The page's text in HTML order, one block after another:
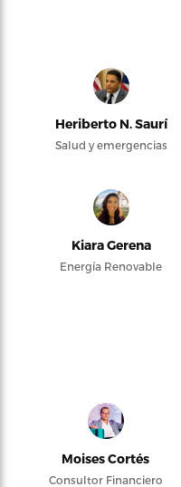
Heriberto N. Saurí
Salud y emergencias
Kiara Gerena
Energía Renovable
Moises Cortés
Consultor Financiero